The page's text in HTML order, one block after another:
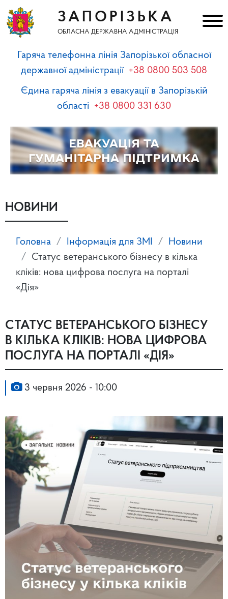
ЗАПОРІЗЬКА
ОБЛАСНА ДЕРЖАВНА АДМІНІСТРАЦІЯ
Гаряча телефонна лінія Запорізької обласної
державної адміністрації +38 0800 503 508
Єдина гаряча лінія з евакуації в Запорізькій
області +38 0800 331 630
НОВИНИ
Головна Інформація для ЗМІ
Новини
Статус ветеранського бізнесу в кілька
кліків: нова цифрова послуга на порталі
«Дія»
СТАТУС ВЕТЕРАНСЬКОГО БІЗНЕСУ
В КІЛЬКА КЛІКІВ: НОВА ЦИФРОВА
ПОСЛУГА НА ПОРТАЛІ «ДІЯ»
3 червня 2026 - 10:00